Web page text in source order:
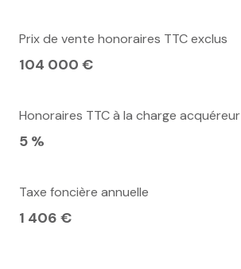
Prix de vente honoraires TTC exclus
104 000 €
Honoraires TTC à la charge acquéreur
5 %
Taxe foncière annuelle
1 406 €